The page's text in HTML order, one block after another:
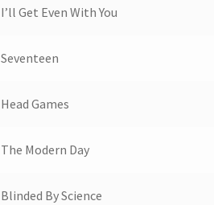
I’ll Get Even With You
Seventeen
Head Games
The Modern Day
Blinded By Science